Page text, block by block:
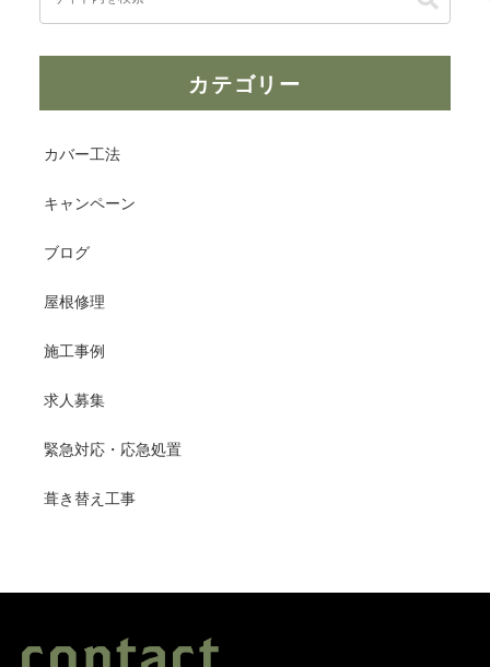
カテゴリー
カバー工法
キャンペーン
ブログ
屋根修理
施工事例
求人募集
緊急対応・応急処置
葺き替え工事